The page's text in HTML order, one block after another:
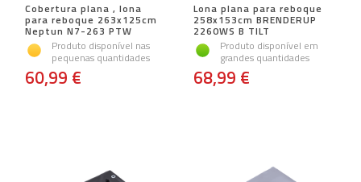
Cobertura plana , lona
para reboque 263x125cm
Neptun N7-263 PTW
Produto disponível nas
pequenas quantidades
60,99 €
Lona plana para reboque
258x153cm BRENDERUP
2260WS B TILT
Produto disponível em
grandes quantidades
68,99 €